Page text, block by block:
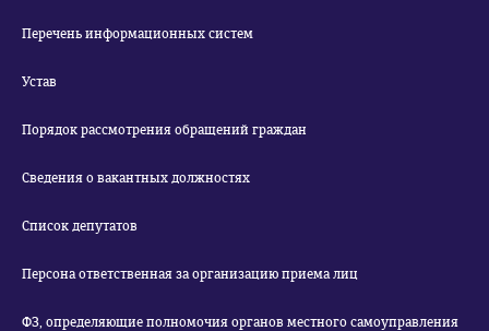
Перечень информационных систем
Устав
Порядок рассмотрения обращений граждан
Сведения о вакантных должностях
Список депутатов
Персона ответственная за организацию приема лиц
ФЗ, определяющие полномочия органов местного самоуправления